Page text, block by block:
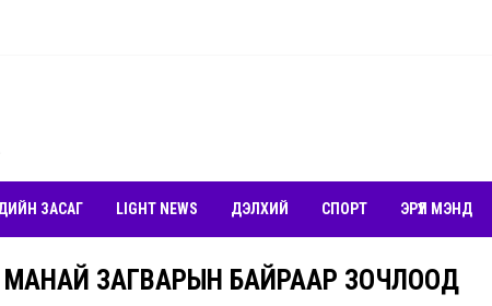
ЗАСАГ LIGHT NEWS ДЭЛХИЙ СПОРТ ЭРҮҮЛ МЭНД
МАНАЙ ЗАГВАРЫН БАЙРААР ЗОЧЛООД